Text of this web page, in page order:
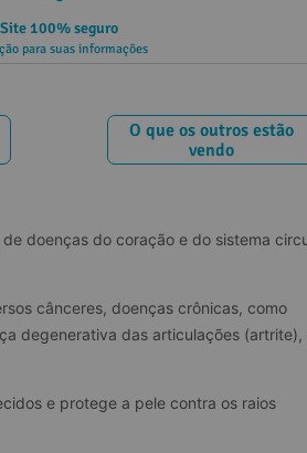
Site 100% seguro
para suas informações
O que os outros estão
vendo
doenças do coração e do sistema
cânceres, doenças crônicas, como
degenerativa das articulações (artrite),
e protege a pele contra os raios